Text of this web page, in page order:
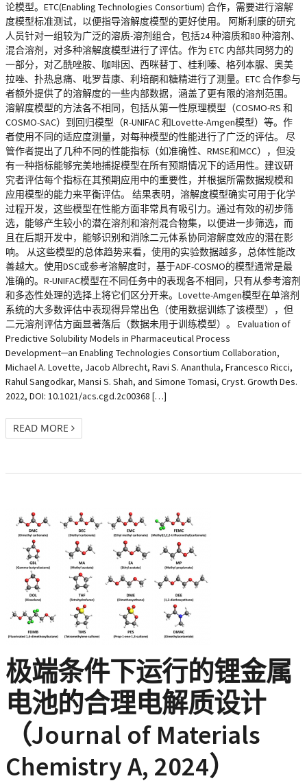
论模型。ETC(Enabling Technologies Consortium) 合作，需要进行溶解
度模型标准测试，以便指导溶解度模型的更好使用。 阿斯利康的研究
人员针对一组较为广泛的溶质-溶剂组合，包括24 种溶质和80 种溶剂、
混合溶剂，对多种溶解度模型进行了评估。作为 ETC 内部共同努力的
一部分，对乙酰唑胺、咖啡因、西咪替丁、桂利嗪、格列本脲、奥美
拉唑、扑热息痛、吡罗昔康、利培酮和糖精进行了测量。ETC 合作参与
者额外提供了的溶解度的一些内部数据，涵盖了更有限的溶剂范围。
溶解度模型的方法各不相同，包括从第一性原理模型（COSMO-RS 和
COSMO-SAC）到回归模型（R-UNIFAC 和Lovette-Amgen模型）等。作
者使用不同的适应度测量，对每种模型的性能进行了广泛的评估。 尽
管作者提出了几种不同的性能指标（如准确性、RMSE和MCC），但没
有一种指标能够完美地捕捉模型在所有预期情况下的适用性。建议研
究者评估每个指标在其预期应用中的重要性，并根据所需数据规模和
应用模型的能力来平衡评估。 结果表明，溶解度模型确实可用于化学
过程开发，这些模型在性能方面非常具有吸引力。通过有效的初步筛
选，能够产生较小的潜在溶剂和溶剂混合物集，以便进一步筛选，而
且在后期开发中，能够识别和消除二元体系协同溶解度效应的潜在影
响。 从这些模型的总体趋势来看，使用的实验数据越多，总体性能改
善越大。使用DSC或参考溶解度时，基于ADF-COSMO的模型通常是最
准确的。R-UNIFAC模型在不同任务中的表现各不相同，只有从参考溶剂
和多态性处理的选择上将它们区分开来。Lovette-Amgen模型在单溶剂
系统的大多数评估中表现得异常出色（使用数据训练了该模型），但
二元溶剂评估方面显著落后（数据未用于训练模型）。 Evaluation of
Predictive Solubility Models in Pharmaceutical Process
Development─an Enabling Technologies Consortium Collaboration,
Michael A. Lovette, Jacob Albrecht, Ravi S. Ananthula, Francesco Ricci,
Rahul Sangodkar, Mansi S. Shah, and Simone Tomasi, Cryst. Growth Des.
2022, DOI: 10.1021/acs.cgd.2c00368 […]
READ MORE
极端条件下运行的锂金属
电池的合理电解质设计
（Journal of Materials
Chemistry A, 2024）